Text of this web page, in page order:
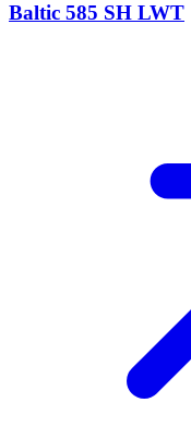
Baltic 585 SH LWT